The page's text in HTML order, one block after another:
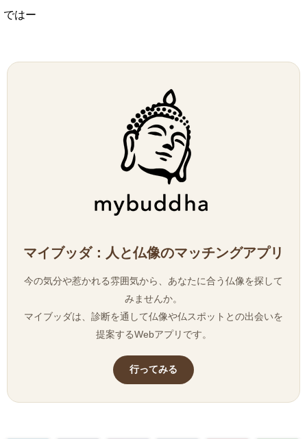
ではー
マイブッダ：人と仏像のマッチングアプリ
今の気分や惹かれる雰囲気から、あなたに合う仏像を探して
みませんか。
マイブッダは、診断を通して仏像や仏スポットとの出会いを
提案するWebアプリです。
行ってみる